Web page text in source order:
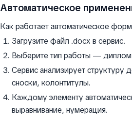
Автоматическое
Как работает автоматическое
Загрузите файл .docx в сервис.
Выберите тип работы —
Сервис анализирует структуру
сноски, колонтитулы.
Каждому элементу
выравнивание, нумерация.